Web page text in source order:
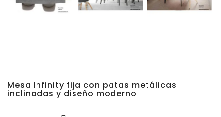
Taburetes
Mesa Infinity fija con patas metálicas
inclinadas y diseño moderno